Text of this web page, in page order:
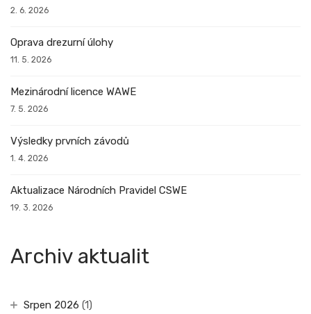
2. 6. 2026
Oprava drezurní úlohy
11. 5. 2026
Mezinárodní licence WAWE
7. 5. 2026
Výsledky prvních závodů
1. 4. 2026
Aktualizace Národních Pravidel CSWE
19. 3. 2026
Archiv aktualit
Srpen 2026 (1)